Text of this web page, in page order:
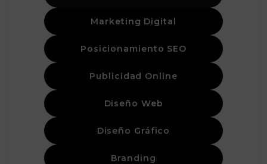
Marketing Digital
Posicionamiento SEO
Publicidad Online
Diseño Web
Diseño Gráfico
Branding